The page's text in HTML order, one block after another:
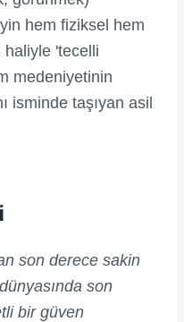
hem fiziksel hem
'tecelli
medeniyetinin
isminde taşıyan asil
son derece sakin
son
bir güven